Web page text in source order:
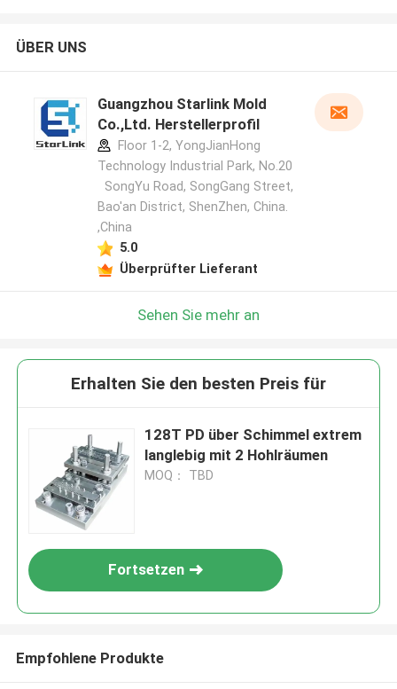
ÜBER UNS
Guangzhou Starlink Mold
Co.,Ltd. Herstellerprofil
Floor 1-2, YongJianHong
Technology Industrial Park, No.20
SongYu Road, SongGang Street,
Bao'an District, ShenZhen, China.
,China
5.0
Überprüfter Lieferant
Sehen Sie mehr an
Erhalten Sie den besten Preis für
128T PD über Schimmel extrem
langlebig mit 2 Hohlräumen
MOQ： TBD
Fortsetzen
Empfohlene Produkte